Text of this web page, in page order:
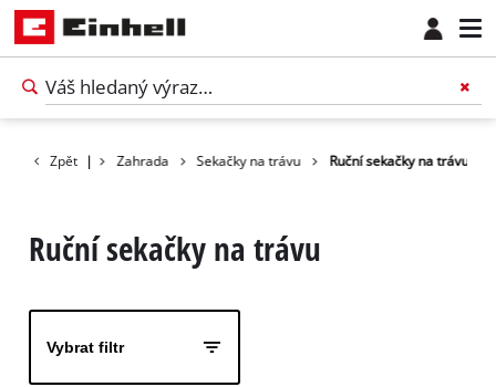
Zpět |
Produkty Zahrada Sekačky na trávu Ruční sekačky na trávu
Ruční sekačky na trávu
Vybrat filtr